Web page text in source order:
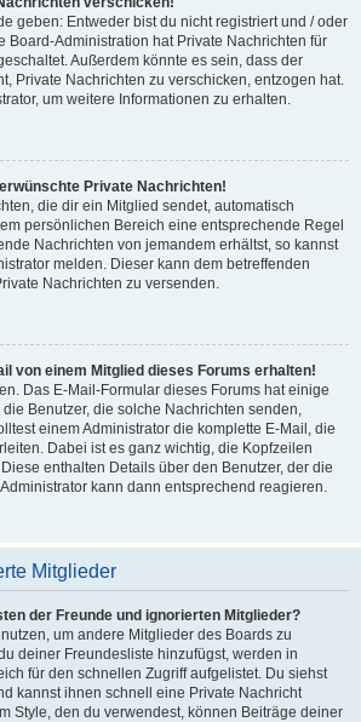
geben: Entweder bist du nicht registriert und / oder
Board-Administration hat Private Nachrichten für
Außerdem könnte es sein, dass der
Private Nachrichten zu verschicken, entzogen hat.
um weitere Informationen zu erhalten.
Private Nachrichten!
die dir ein Mitglied sendet, automatisch
persönlichen Bereich eine entsprechende Regel
Nachrichten von jemandem erhältst, so kannst
melden. Dieser kann dem betreffenden
Nachrichten zu versenden.
von einem Mitglied dieses Forums erhalten!
Das E-Mail-Formular dieses Forums hat einige
Benutzer, die solche Nachrichten senden,
einem Administrator die komplette E-Mail, die
Dabei ist es ganz wichtig, die Kopfzeilen
enthalten Details über den Benutzer, der die
kann dann entsprechend reagieren.
Mitglieder
der Freunde und ignorierten Mitglieder?
um andere Mitglieder des Boards zu
deiner Freundesliste hinzufügst, werden in
für den schnellen Zugriff aufgelistet. Du siehst
kannst ihnen schnell eine Private Nachricht
Style, den du verwendest, können Beiträge deiner